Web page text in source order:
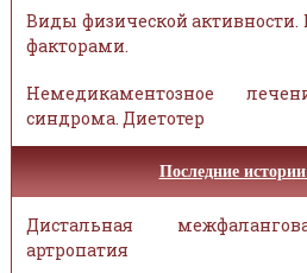
Виды физической активности.
факторами.
Немедикаментозное
синдрома. Диетотер
Последние
Дистальная
артропатия